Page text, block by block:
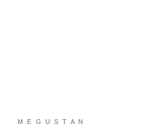
M E G U S T A N